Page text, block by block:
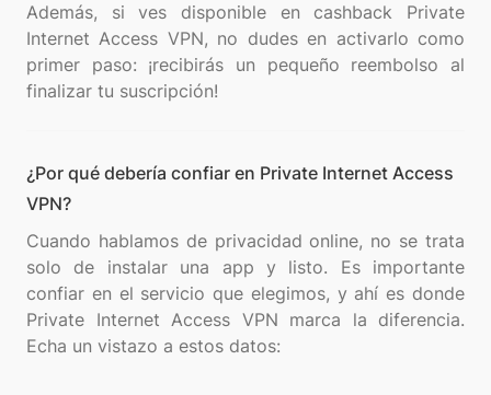
Además, si ves disponible en cashback Private
Internet Access VPN, no dudes en activarlo como
primer paso: ¡recibirás un pequeño reembolso al
¿Por qué debería confiar en Private Internet Access
VPN?
Cuando hablamos de privacidad online, no se trata
solo de instalar una app y listo. Es importante
confiar en el servicio que elegimos, y ahí es donde
Private Internet Access VPN marca la diferencia.
Echa un vistazo a estos datos: